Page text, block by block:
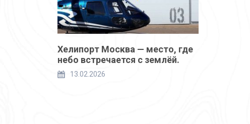
Хелипорт Москва — место, где
небо встречается с землёй.
13.02.2026